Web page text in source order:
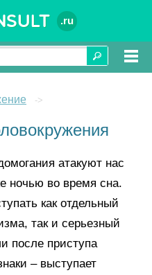
.ru
->
атакуют нас
ночью во время сна.
как отдельный
так и серьезный
после приступа
– выступает